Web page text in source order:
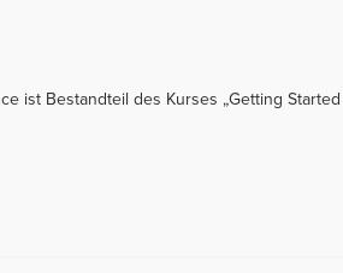
ist Bestandteil des Kurses „Getting Started